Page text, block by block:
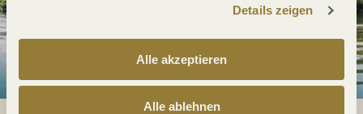
Details zeigen
Alle akzeptieren
Alle ablehnen